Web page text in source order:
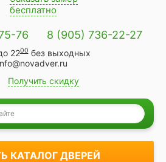
бесплатно
76 8 (905) 736-22-27
2200без выходных
Получить скидку
КАТАЛОГ ДВЕРЕЙ